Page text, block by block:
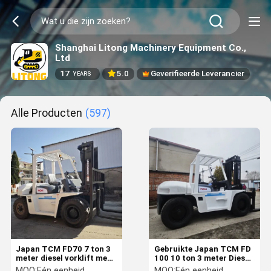
Shanghai Litong Machinery Equipment Co.,
Ltd
17 YEARS 5.0 Geverifieerde Leverancier
Alle Producten (597)
Japan TCM FD70 7 ton 3
meter diesel vorklift met
originele Isuzu-motor
Gebruikte Japan TCM FD
100 10 ton 3 meter Diesel
vorkheftruck